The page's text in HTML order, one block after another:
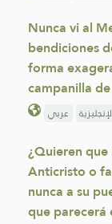
Nunca vi al
bendiciones
forma
campanilla
عربي
¿Quieren
Anticristo o
nunca a su
que parecerá